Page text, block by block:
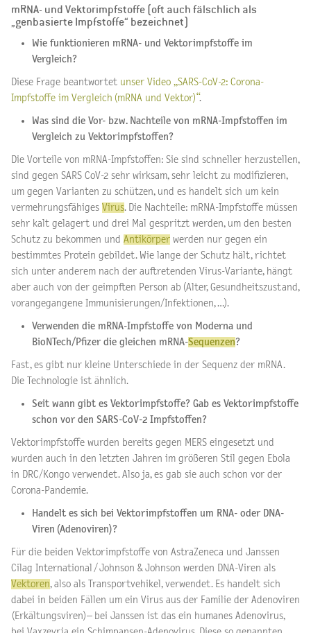
mRNA- und Vektorimpfstoffe (oft auch fälschlich als
„genbasierte Impfstoffe“ bezeichnet)
Wie funktionieren mRNA- und Vektorimpfstoffe im
Vergleich?
Diese Frage beantwortet unser Video „SARS-CoV-2: Corona-
Impfstoffe im Vergleich (mRNA und Vektor)“.
Was sind die Vor- bzw. Nachteile von mRNA-Impfstoffen im
Vergleich zu Vektorimpfstoffen?
Die Vorteile von mRNA-Impfstoffen: Sie sind schneller herzustellen,
sind gegen SARS CoV-2 sehr wirksam, sehr leicht zu modifizieren,
um gegen Varianten zu schützen, und es handelt sich um kein
vermehrungsfähiges Virus. Die Nachteile: mRNA-Impfstoffe müssen
sehr kalt gelagert und drei Mal gespritzt werden, um den besten
Schutz zu bekommen und Antikörper werden nur gegen ein
bestimmtes Protein gebildet. Wie lange der Schutz hält, richtet
sich unter anderem nach der auftretenden Virus-Variante, hängt
aber auch von der geimpften Person ab (Alter, Gesundheitszustand,
vorangegangene Immunisierungen/Infektionen, …).
Verwenden die mRNA-Impfstoffe von Moderna und
BioNTech/Pfizer die gleichen mRNA-Sequenzen?
Fast, es gibt nur kleine Unterschiede in der Sequenz der mRNA.
Die Technologie ist ähnlich.
Seit wann gibt es Vektorimpfstoffe? Gab es Vektorimpfstoffe
schon vor den SARS-CoV-2 Impfstoffen?
Vektorimpfstoffe wurden bereits gegen MERS eingesetzt und
wurden auch in den letzten Jahren im größeren Stil gegen Ebola
in DRC/Kongo verwendet. Also ja, es gab sie auch schon vor der
Corona-Pandemie.
Handelt es sich bei Vektorimpfstoffen um RNA- oder DNA-
Viren (Adenoviren)?
Für die beiden Vektorimpfstoffe von AstraZeneca und Janssen
Cilag International / Johnson & Johnson werden DNA-Viren als
Vektoren, also als Transportvehikel, verwendet. Es handelt sich
dabei in beiden Fällen um ein Virus aus der Familie der Adenoviren
(Erkältungsviren)– bei Janssen ist das ein humanes Adenovirus,